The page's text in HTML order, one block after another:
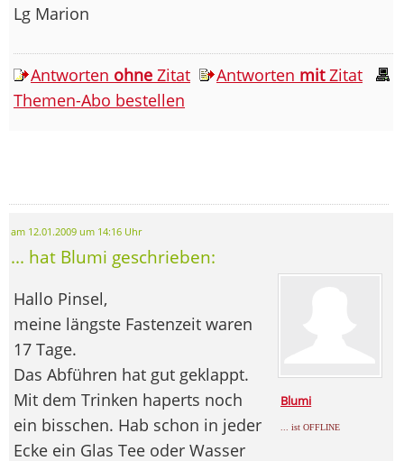
Lg Marion
Antworten ohne Zitat Antworten mitZitat
Themen-Abo bestellen
am 12.01.2009 um 14:16 Uhr
... hat Blumi geschrieben:
Blumi
... ist OFFLINE
Hallo Pinsel,
meine längste Fastenzeit waren
17 Tage.
Das Abführen hat gut geklappt.
Mit dem Trinken haperts noch
ein bisschen. Hab schon in jeder
Ecke ein Glas Tee oder Wasser